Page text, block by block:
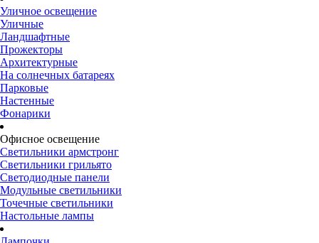
Уличное освещение
Уличные
Ландшафтные
Прожекторы
Архитектурные
На солнечных батареях
Парковые
Настенные
Фонарики
Офисное освещение
Светильники армстронг
Светильники грильято
Светодиодные панели
Модульные светильники
Точечные светильники
Настольные лампы